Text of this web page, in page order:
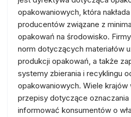
opakowaniowych, która
producentów związane z
opakowań na środowisko.
norm dotyczących materiałów
produkcji opakowań, a także
systemy zbierania i recyklingu
opakowaniowych. Wiele
przepisy dotyczące
informować konsumentów o